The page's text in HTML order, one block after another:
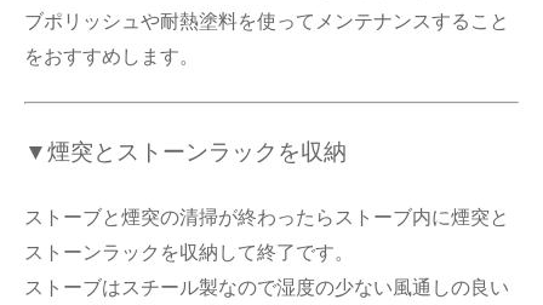
ブポリッシュや耐熱塗料を使ってメンテナンスすること
をおすすめします。
▼煙突とストーンラックを収納
ストーブと煙突の清掃が終わったらストーブ内に煙突と
ストーンラックを収納して終了です。
ストーブはスチール製なので湿度の少ない風通しの良い